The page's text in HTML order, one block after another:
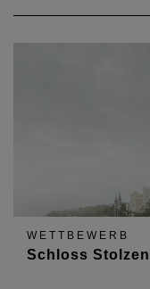
WETTBEWERB
Schloss